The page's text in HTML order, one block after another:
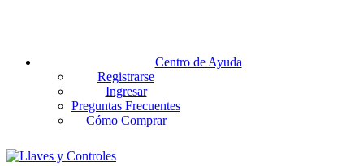
Centro de Ayuda
Registrarse
Ingresar
Preguntas Frecuentes
Cómo Comprar